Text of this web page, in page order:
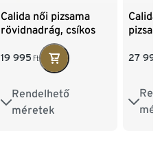
Calida női pizsama
rövidnadrág, csíkos
19 995 Ft
Rendelhető
méretek
XS S M
27
XS